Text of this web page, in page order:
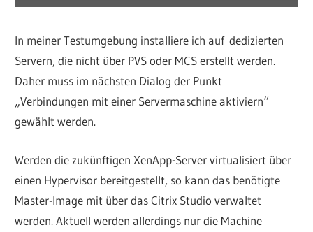
In meiner Testumgebung installiere ich auf dedizierten
Servern, die nicht über PVS oder MCS erstellt werden.
Daher muss im nächsten Dialog der Punkt
„Verbindungen mit einer Servermaschine aktiviern“
gewählt werden.
Werden die zukünftigen XenApp-Server virtualisiert über
einen Hypervisor bereitgestellt, so kann das benötigte
Master-Image mit über das Citrix Studio verwaltet
werden. Aktuell werden allerdings nur die Machine